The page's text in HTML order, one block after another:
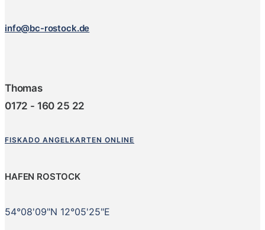
info@bc-rostock.de
Thomas
0172 - 160 25 22
FISKADO ANGELKARTEN ONLINE
HAFEN ROSTOCK
54°08'09"N 12°05'25"E